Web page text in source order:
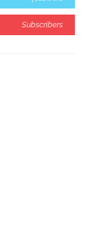
Subscribers